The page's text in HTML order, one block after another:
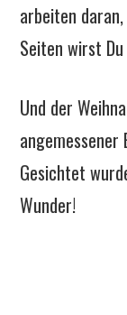
arbeiten
Seiten wirst
Und der
Gesichtet
Wunder!